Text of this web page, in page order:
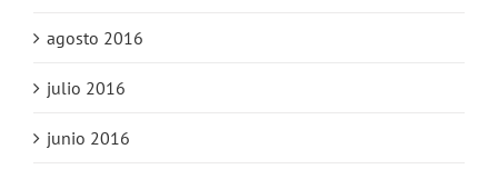
agosto 2016
julio 2016
junio 2016